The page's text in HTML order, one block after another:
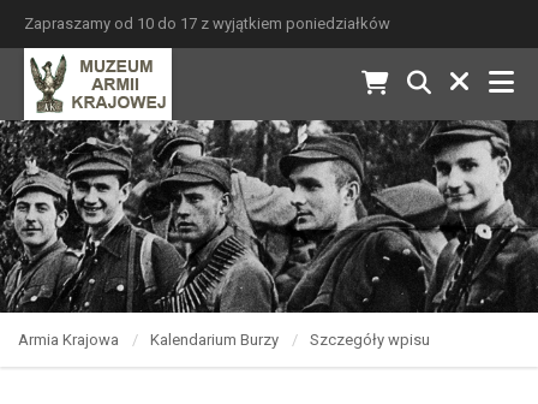
Zapraszamy od 10 do 17 z wyjątkiem poniedziałków
Armia Krajowa Kalendarium Burzy Szczegóły wpisu